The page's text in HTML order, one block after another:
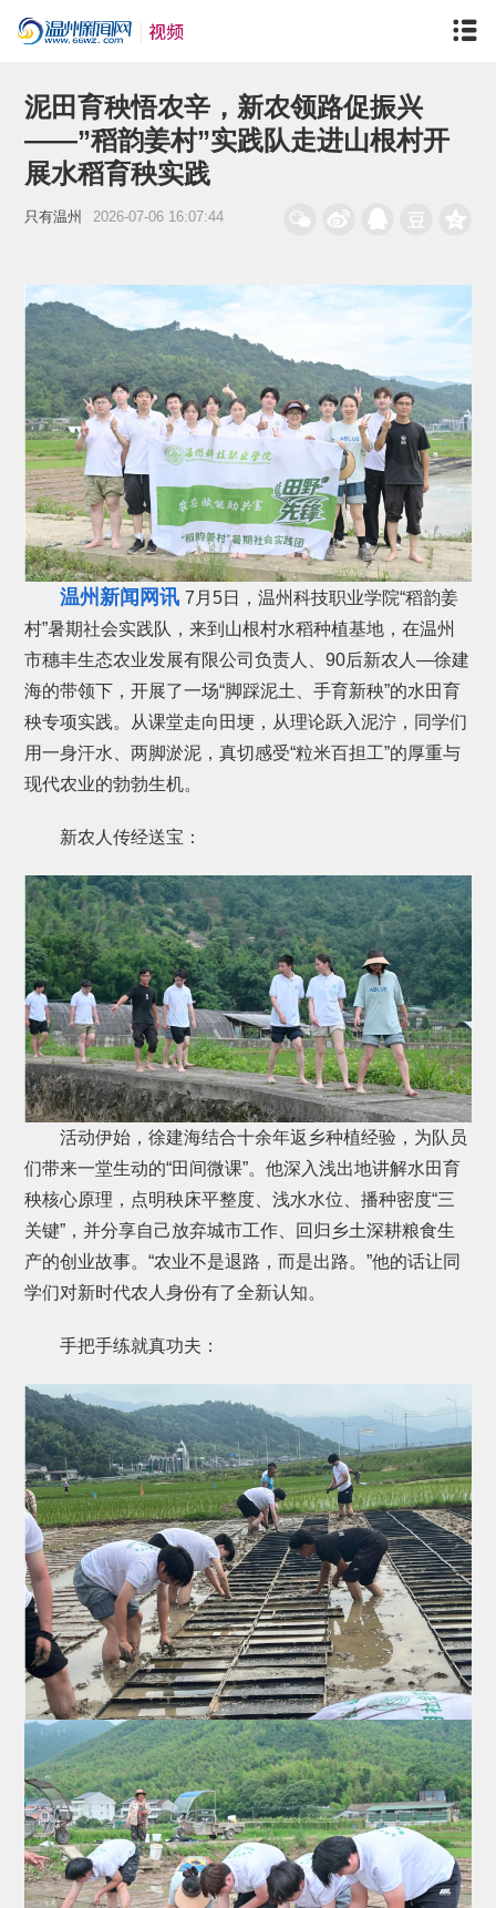
泥田育秧悟农辛，新农领路促振兴
——”稻韵姜村”实践队走进山根村开
展水稻育秧实践
只有温州 2026-07-06 16:07:44
温州新闻网讯7月5日，温州科技职业学院“稻韵姜
村”暑期社会实践队，来到山根村水稻种植基地，在温州
市穗丰生态农业发展有限公司负责人、90后新农人—徐建
海的带领下，开展了一场“脚踩泥土、手育新秧”的水田育
秧专项实践。从课堂走向田埂，从理论跃入泥泞，同学们
用一身汗水、两脚淤泥，真切感受“粒米百担工”的厚重与
现代农业的勃勃生机。
新农人传经送宝：
活动伊始，徐建海结合十余年返乡种植经验，为队员
们带来一堂生动的“田间微课”。他深入浅出地讲解水田育
秧核心原理，点明秧床平整度、浅水水位、播种密度“三
关键”，并分享自己放弃城市工作、回归乡土深耕粮食生
产的创业故事。“农业不是退路，而是出路。”他的话让同
学们对新时代农人身份有了全新认知。
手把手练就真功夫：